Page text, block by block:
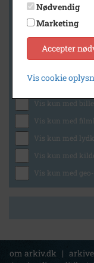
Generelt
Vis kun med
Vis kun med
Vis kun med
Vis kun med
Vis kun med
om arkiv.dk |
Nødvendig
Marketing
Accepter
Vis cookie